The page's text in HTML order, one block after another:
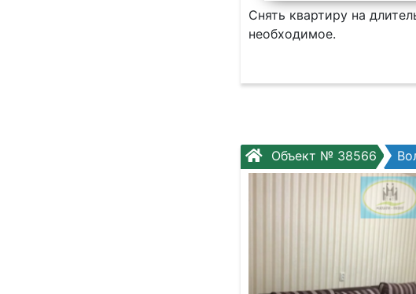
Снять квартиру на
необходимое.
Объект № 38566